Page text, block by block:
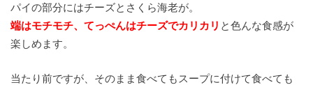
パイの部分にはチーズとさくら海老が。
端はモチモチ、てっぺんはチーズでカリカリ と色んな食感が
楽しめます。
当たり前ですが、そのまま食べてもスープに付けて食べても